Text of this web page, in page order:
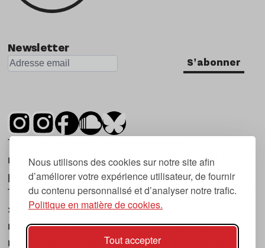
Nous utilisons des cookies sur notre site afin
d’améliorer votre expérience utilisateur, de fournir
du contenu personnalisé et d’analyser notre trafic.
Politique en matière de cookies.
Tout accepter
Newsletter
S'abonner
Tsugi est un mensuel indépendant sur la
musique et les nouvelles tendances, dont la
première parution date de 2007.
Tsugi en japonais signifie « prochain », « suivant
», ce qui correspond à la thématique du
magazine, à l’affût des nouvelles tendances
musicales, qu’elles viennent de la musique